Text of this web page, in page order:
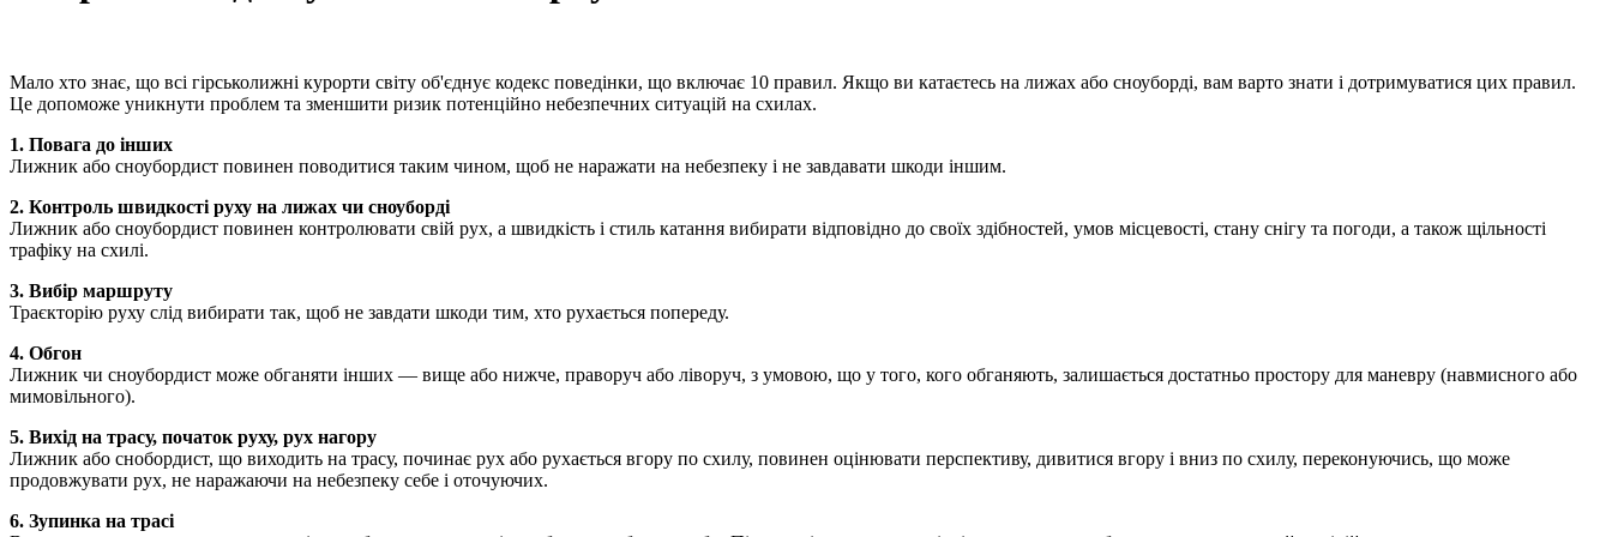
Мало хто знає, що всі гірськолижні курорти світу об'єднує кодекс поведінки, що включає 10 правил. Якщо ви катаєтесь на лижах або сноуборді, вам варто знати і дотримуватися цих правил.
Це допоможе уникнути проблем та зменшити ризик потенційно небезпечних ситуацій на схилах.
1. Повага до інших
Лижник або сноубордист повинен поводитися таким чином, щоб не наражати на небезпеку і не завдавати шкоди іншим.
2. Контроль швидкості руху на лижах чи сноуборді
Лижник або сноубордист повинен контролювати свій рух, а швидкість і стиль катання вибирати відповідно до своїх здібностей, умов місцевості, стану снігу та погоди, а також щільності
трафіку на схилі.
3. Вибір маршруту
Траєкторію руху слід вибирати так, щоб не завдати шкоди тим, хто рухається попереду.
4. Обгон
Лижник чи сноубордист може обганяти інших — вище або нижче, праворуч або ліворуч, з умовою, що у того, кого обганяють, залишається достатньо простору для маневру (навмисного або
мимовільного).
5. Вихід на трасу, початок руху, рух нагору
Лижник або снобордист, що виходить на трасу, починає рух або рухається вгору по схилу, повинен оцінювати перспективу, дивитися вгору і вниз по схилу, переконуючись, що може
продовжувати рух, не наражаючи на небезпеку себе і оточуючих.
6. Зупинка на трасі